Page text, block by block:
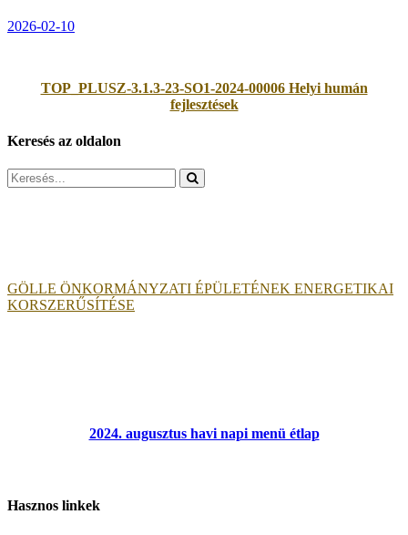
2026-02-10
TOP_PLUSZ-3.1.3-23-SO1-2024-00006 Helyi humán
fejlesztések
Keresés az oldalon
Search
for:
GÖLLE ÖNKORMÁNYZATI ÉPÜLETÉNEK ENERGETIKAI
KORSZERŰSÍTÉSE
2024. augusztus havi napi menü étlap
Hasznos linkek